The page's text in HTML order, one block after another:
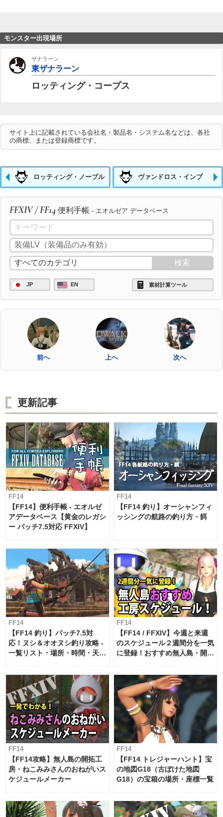
モンスター出現場所
ザナラーン
東ザナラーン
ロッティング・コープス
サイト上に記載されている会社名・製品名・システム名などは、各社
の商標、または登録商標です。
ロッティング・ノーブル ヴァンドロス・インプ
FFXIV / FF14 便利手帳 - エオルゼア データベース
JP EN 素材計算ツール
前へ 上へ 次へ
更新記事
FF14
【FF14】便利手帳 - エオルゼ
アデータベース【黄金のレガシ
ー パッチ7.5対応 FFXIV】
FF14
【FF14 釣り】オーシャンフィ
ッシングの航路の釣り方・餌
FF14
【FF14 釣り】パッチ7.5対
応！ヌシ＆オオヌシ釣り攻略 -
一覧リスト・場所・時間・天
FF14
【FF14 / FFXIV】今週と来週
のスケジュール２週間分を一気
に登録！おすすめ無人島・開拓
FF14
【FF14攻略】無人島の開拓工
房・ねこみみさんのおねがいス
ケジュールメーカー
FF14
【FF14 トレジャーハント】宝
の地図G18（古ぼけた地図
G18）の宝箱の場所・座標一覧